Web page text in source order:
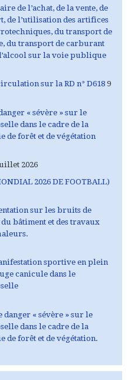
de l’achat, de la vente, de
de l’utilisation des artifices
du transport de
du transport de carburant
sur la voie publique
sur la RD n° D618 9
« sévère » sur le
dans le cadre de la
de forêt et de végétation
2026
2026 DE FOOTBALL)
sur les bruits de
bâtiment et des travaux
sportive en plein
canicule dans le
danger « sévère » sur le
dans le cadre de la
de forêt et de végétation.